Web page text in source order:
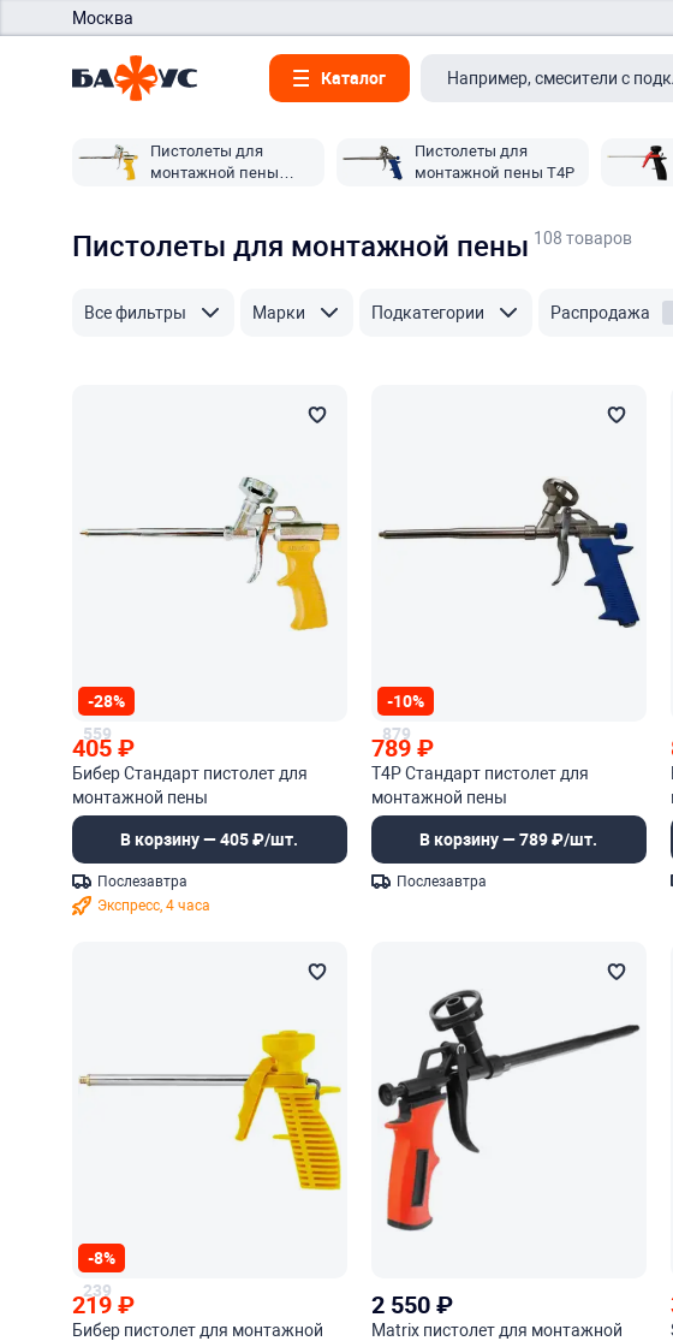
Москва
Каталог
Пистолеты для
монтажной пены
Пистолеты для
монтажной пены T4P
Пистолеты для монтажной пены108 товаров
Все фильтры Марки Подкатегории Распродажа
-28%
559
405₽
Бибер Стандарт пистолет для
монтажной пены
В корзину — 405 ₽/шт.
Послезавтра
Экспресс, 4 часа
-10%
879
789₽
T4P Стандарт пистолет для
монтажной пены
В корзину — 789 ₽/шт.
Послезавтра
-8%
239
219₽
Бибер пистолет для монтажной
2 550₽
Matrix пистолет для монтажной